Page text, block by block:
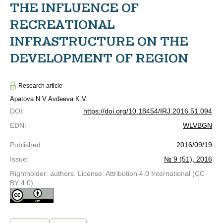
THE INFLUENCE OF
RECREATIONAL
INFRASTRUCTURE ON THE
DEVELOPMENT OF REGION
Research article
Apatova N.V.Avdeeva K.V.
DOI:
https://doi.org/10.18454/IRJ.2016.51.094
EDN: WLVBGN
Published:
2016/09/19
Issue:
№ 9 (51), 2016
Rightholder: authors. License: Attribution 4.0 International (CC
BY 4.0)